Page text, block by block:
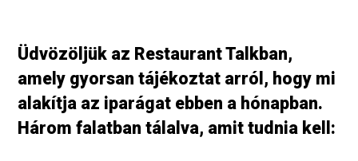
Üdvözöljük az Restaurant Talkban,
amely gyorsan tájékoztat arról, hogy mi
alakítja az iparágat ebben a hónapban.
Három falatban tálalva, amit tudnia kell: